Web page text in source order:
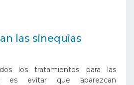
las sinequias
los tratamientos para las
es evitar que aparezcan